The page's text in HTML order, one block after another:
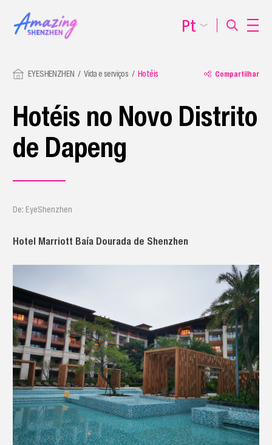
EYESHENZHEN Vida e serviços Hotéis Compartilhar
Hotéis no Novo Distrito
de Dapeng
De: EyeShenzhen
Hotel Marriott Baía Dourada de Shenzhen
Pt